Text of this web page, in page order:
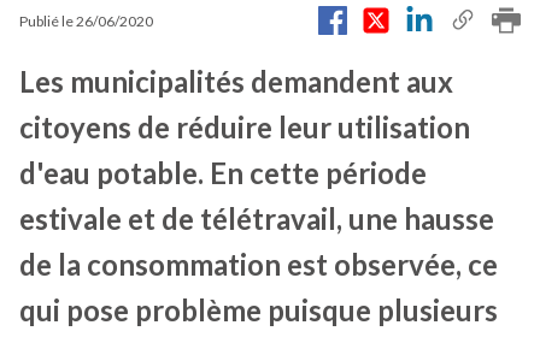
Publié le26/06/2020
Les municipalités demandent aux
citoyens de réduire leur utilisation
d'eau potable. En cette période
estivale et de télétravail, une hausse
de la consommation est observée, ce
qui pose problème puisque plusieurs